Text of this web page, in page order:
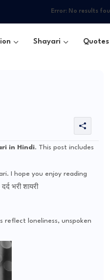
Error: No results
Shayari Quotes
in Hindi. This post includes
I hope you enjoy reading
भरी शायरी
reflect loneliness, unspoken